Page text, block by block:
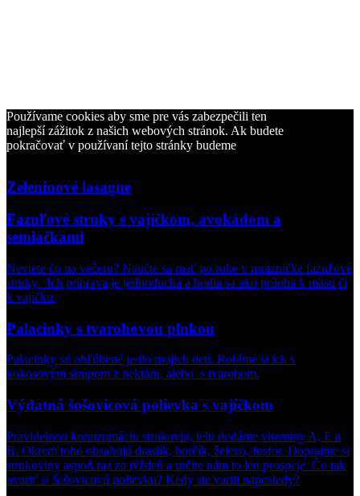
Zeleninové lasagne
Fazuľové struky s vajíčkom, avokádom a
semiačkami
Neviete čo na večeru? Naučte sa mať po ruke v mrazničke fazuľové
struky. Ich príprava je jednoduchá a hodia sa ako príloha k mäsu či
k vajíčku.
Palacinky s tvarohovou plnkou
Palacinky sú obľúbené jedlo mojich detí. Robíme si ich s
kokosovým sirupom z nektáru, alebo s tvarohom.
Výdatná šošovicová polievka s vajíčkom
Pravidelnou konuzumáciu strukovín, telu dodáme vitamíny A, E a
B. Okrem toho obsahujú draslík, horčík, železo, fosfor. Doprajme si
strukoviny aspoň raz za týždeň a určite nám to len prospeje. Čo tak
uvariť si šošovicovú polievku? Kedy ste varili naposledy?
Používame cookies aby sme pre vás zabezpečili ten
najlepší zážitok z našich webových stránok. Ak budete
pokračovať v používaní tejto stránky budeme